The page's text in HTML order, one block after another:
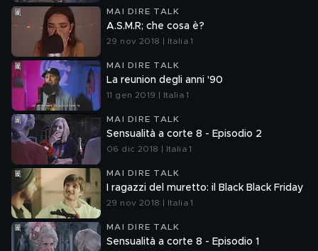
MAI DIRE TALK
A.S.M.R; che cosa è?
29 nov 2018 | Italia 1
MAI DIRE TALK
La reunion degli anni '90
11 gen 2019 | Italia 1
MAI DIRE TALK
Sensualità a corte 8 - Episodio 2
06 dic 2018 | Italia 1
MAI DIRE TALK
I ragazzi del muretto: il Black Black Friday
29 nov 2018 | Italia 1
MAI DIRE TALK
Sensualità a corte 8 - Episodio 1